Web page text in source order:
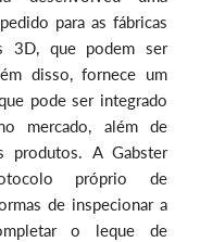
para as fábricas
3D, que podem ser
disso, fornece um
pode ser integrado
mercado, além de
produtos. A Gabster
próprio de
de inspecionar a
o leque de